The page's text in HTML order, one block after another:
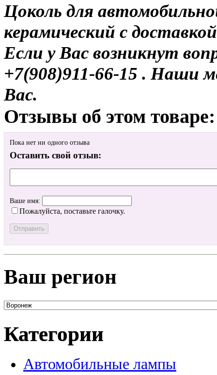
Цоколь для
керамический с
Если у Вас возникнут
+7(908)911-66-15 . Наши
Вас.
Отзывы об этом товаре:
Пока нет ни одного отзыва
Оставить свой отзыв:
Ваше имя:
Пожалуйста, поставьте галочку.
Ваш регион
Категории
Автомобильные лампы